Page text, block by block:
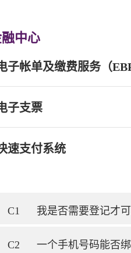
中心
子帐单及缴费服务（
子支票
速支付系统
C1 我是否需要登记才
C2 一个手机号码能否